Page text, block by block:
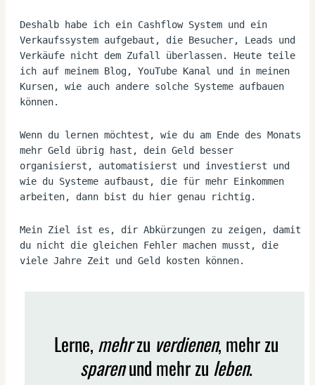
Deshalb habe ich ein Cashflow System und ein
Verkaufssystem aufgebaut, die Besucher, Leads und
Verkäufe nicht dem Zufall überlassen. Heute teile
ich auf meinem Blog, YouTube Kanal und in meinen
Kursen, wie auch andere solche Systeme aufbauen
können.
Wenn du lernen möchtest, wie du am Ende des Monats
mehr Geld übrig hast, dein Geld besser
organisierst, automatisierst und investierst und
wie du Systeme aufbaust, die für mehr Einkommen
arbeiten, dann bist du hier genau richtig.
Mein Ziel ist es, dir Abkürzungen zu zeigen, damit
du nicht die gleichen Fehler machen musst, die
viele Jahre Zeit und Geld kosten können.